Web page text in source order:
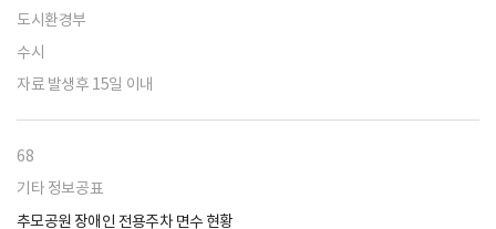
도시환경부
수시
자료 발생후 15일 이내
68
기타 정보공표
추모공원 장애인 전용주차 면수 현황